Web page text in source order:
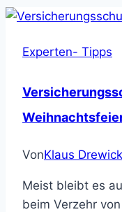
Experten- Tipps
VonKlaus
Meist bleibt es
beim Verzehr